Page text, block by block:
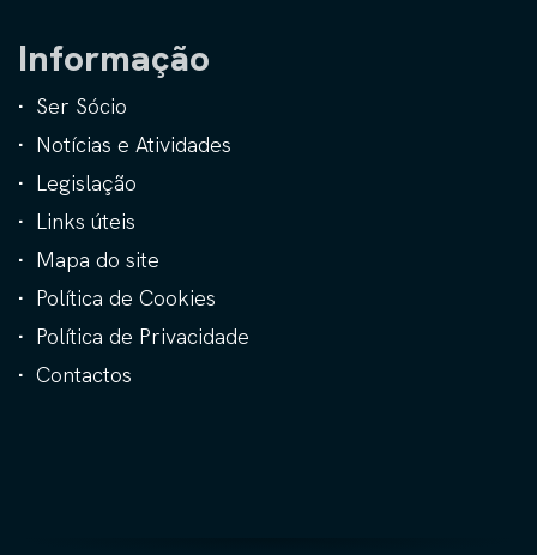
Informação
Ser Sócio
Notícias e Atividades
Legislação
Links úteis
Mapa do site
Política de Cookies
Política de Privacidade
Contactos